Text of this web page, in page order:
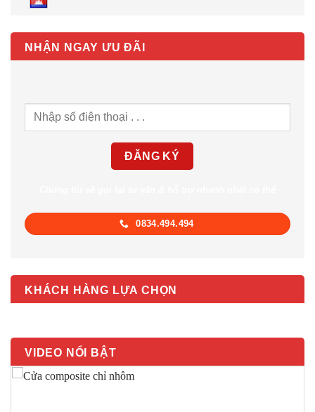
NHẬN NGAY ƯU ĐÃI
0834.494.494
KHÁCH HÀNG LỰA CHỌN
VIDEO NỔI BẬT